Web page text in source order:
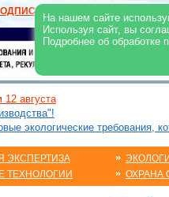
На нашем сайте
Используя сайт, вы
Подробнее об обработке
| В ЖУРНАЛЕ
августа
экологические требования,
ЭКСПЕРТИЗА
ТЕХНОЛОГИИ
ОХРАНА